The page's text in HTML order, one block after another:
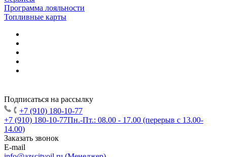
Программа лояльности
Топливные карты
Подписаться на рассылку
+7 (910) 180-10-77
+7 (910) 180-10-77Пн.-Пт.: 08.00 - 17.00 (перерыв с 13.00-
14.00)
Заказать звонок
E-mail